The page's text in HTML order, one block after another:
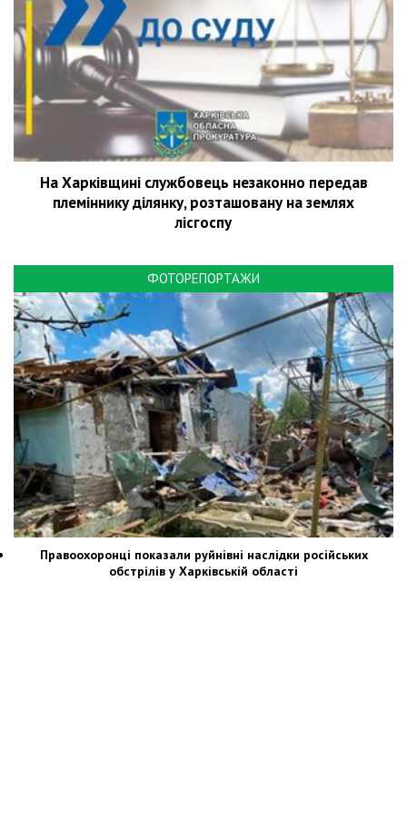
На Харківщині службовець незаконно передав
племіннику ділянку, розташовану на землях
лісгоспу
ФОТОРЕПОРТАЖИ
Правоохоронці показали руйнівні наслідки російських
обстрілів у Харківській області